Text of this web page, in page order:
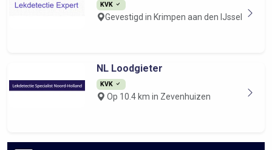
KVK
Gevestigd in Krimpen aan den IJssel
NL Loodgieter
KVK
Op 10.4 km in Zevenhuizen